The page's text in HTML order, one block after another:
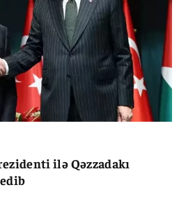
ilə Qəzzadakı